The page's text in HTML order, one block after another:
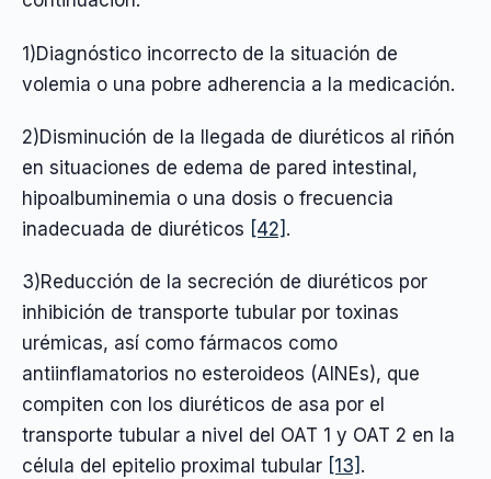
1)Diagnóstico incorrecto de la situación de
volemia o una pobre adherencia a la medicación.
2)Disminución de la llegada de diuréticos al riñón
en situaciones de edema de pared intestinal,
hipoalbuminemia o una dosis o frecuencia
inadecuada de diuréticos [42] .
3)Reducción de la secreción de diuréticos por
inhibición de transporte tubular por toxinas
urémicas, así como fármacos como
antiinflamatorios no esteroideos (AINEs), que
compiten con los diuréticos de asa por el
transporte tubular a nivel del OAT 1 y OAT 2 en la
célula del epitelio proximal tubular [13] .